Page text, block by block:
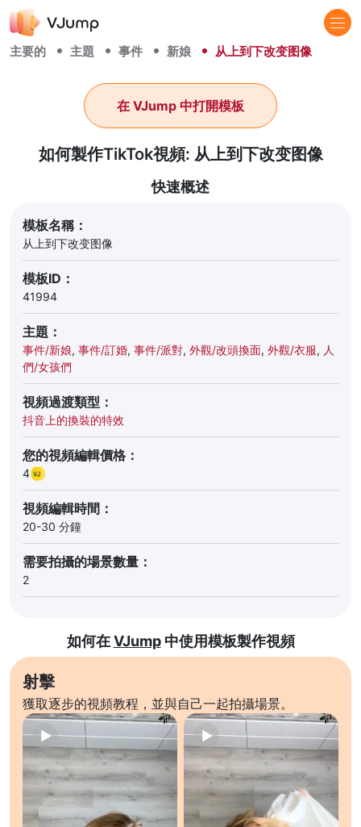
主要的 主題 事件 新娘 从上到下改变图像
如何製作TikTok視頻: 从上到下改变图像
在 VJump 中打開模板
快速概述
模板名稱：
从上到下改变图像
模板ID：
41994
主題：
事件/新娘, 事件/訂婚, 事件/派對, 外觀/改頭換面, 外觀/衣服, 人
們/女孩們
視頻過渡類型：
抖音上的換裝的特效
您的視頻編輯價格：
4
視頻編輯時間：
20-30 分鐘
需要拍攝的場景數量：
2
如何在VJump中使用模板製作視頻
射擊
獲取逐步的視頻教程，並與自己一起拍攝場景。